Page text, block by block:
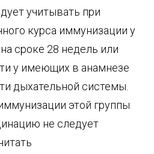
учитывать при
курса иммунизации у
сроке 28 недель или
у имеющих в анамнезе
дыхательной системы.
этой группы
не следует